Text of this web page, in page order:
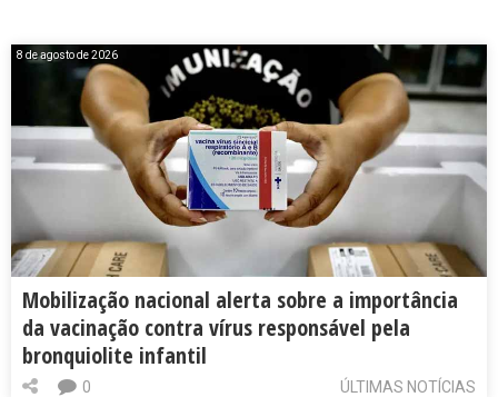
8 de agosto de 2026
Mobilização nacional alerta sobre a importância
da vacinação contra vírus responsável pela
bronquiolite infantil
ÚLTIMAS NOTÍCIAS
0